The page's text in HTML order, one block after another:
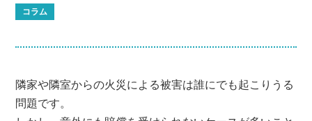
コラム
隣家や隣室からの火災による被害は誰にでも起こりうる
問題です。